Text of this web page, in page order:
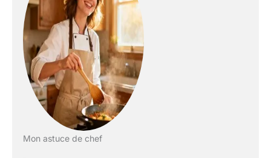
Mon astuce de chef